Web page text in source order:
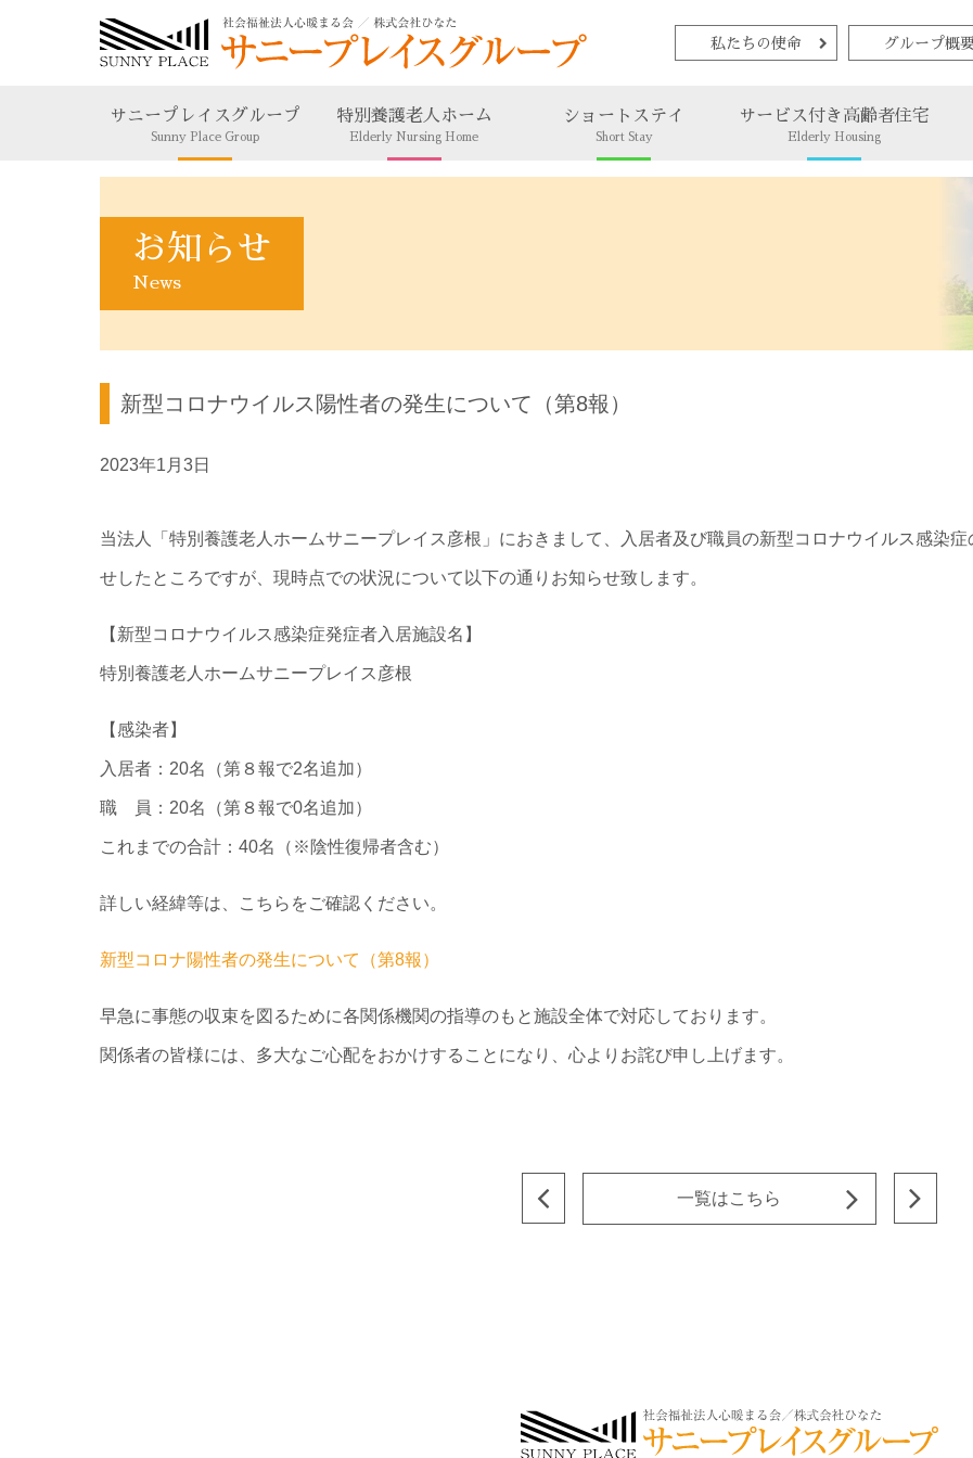
私たちの使命 グループ概
サニープレイスグループ
Sunny Place Group
特別養護老人ホーム
Elderly Nursing Home
ショートステイ
Short Stay
サービス付き高齢者住宅
Elderly Housing
お知らせ
News
新型コロナウイルス陽性者の発生について（第8報）
2023年1月3日
当法人「特別養護老人ホームサニープレイス彦根」におきまして、入居者及び職員の新型コロナウイルス感染
せしたところですが、現時点での状況について以下の通りお知らせ致します。
【新型コロナウイルス感染症発症者入居施設名】
特別養護老人ホームサニープレイス彦根
【感染者】
入居者：20名（第８報で2名追加）
職 員：20名（第８報で0名追加）
これまでの合計：40名（※陰性復帰者含む）
詳しい経緯等は、こちらをご確認ください。
新型コロナ陽性者の発生について（第8報）
早急に事態の収束を図るために各関係機関の指導のもと施設全体で対応しております。
関係者の皆様には、多大なご心配をおかけすることになり、心よりお詫び申し上げます。
一覧はこちら